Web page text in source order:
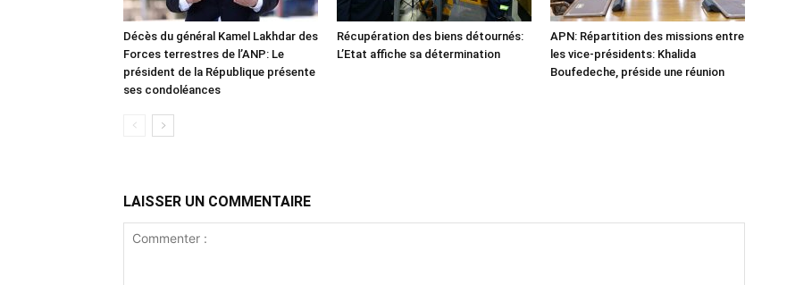
Décès du général Kamel Lakhdar des
Forces terrestres de l’ANP: Le
président de la République présente
ses condoléances
Récupération des biens détournés:
L’Etat affiche sa détermination
APN: Répartition des missions entre
les vice-présidents: Khalida
Boufedeche, préside une réunion
LAISSER UN COMMENTAIRE